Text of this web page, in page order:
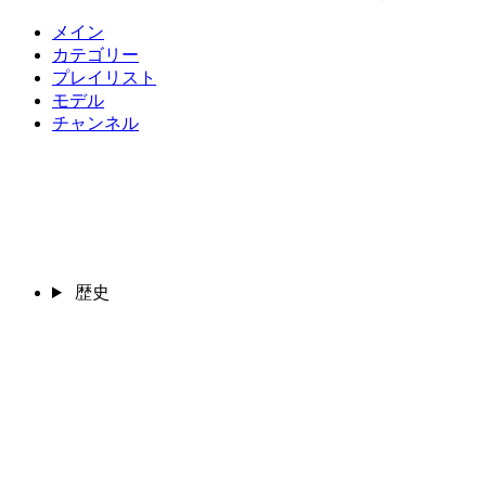
メイン
カテゴリー
プレイリスト
モデル
チャンネル
歴史